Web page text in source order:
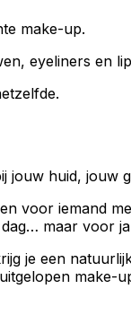
make-up.
eyeliners en
jouw huid, jouw
voor iemand
maar voor
je een
make-